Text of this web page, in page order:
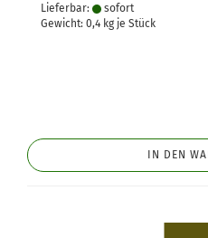
Lieferbar:
sofort
Gewicht: 0,4 kg je Stück
IN DEN